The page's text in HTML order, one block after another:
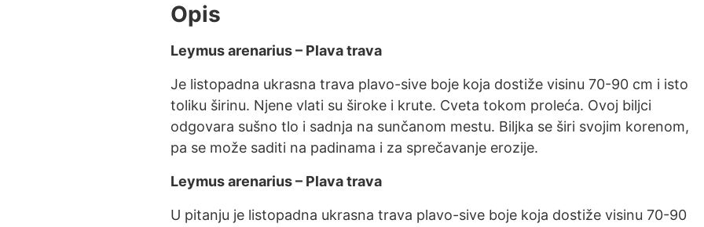
Opis
Leymus arenarius – Plava trava
Je listopadna ukrasna trava plavo-sive boje koja dostiže visinu 70-90 cm i isto
toliku širinu. Njene vlati su široke i krute. Cveta tokom proleća. Ovoj biljci
odgovara sušno tlo i sadnja na sunčanom mestu. Biljka se širi svojim korenom,
pa se može saditi na padinama i za sprečavanje erozije.
Leymus arenarius – Plava trava
U pitanju je listopadna ukrasna trava plavo-sive boje koja dostiže visinu 70-90